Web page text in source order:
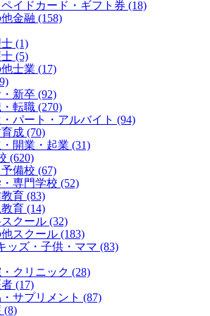
イドカード・ギフト券 (18)
金融 (158)
(1)
(5)
士業 (17)
新卒 (92)
転職 (270)
パート・アルバイト (94)
成 (70)
開業・起業 (31)
(620)
備校 (67)
専門学校 (52)
育 (83)
育 (14)
クール (32)
スクール (183)
ッズ・子供・ママ (83)
クリニック (28)
(17)
サプリメント (87)
(8)